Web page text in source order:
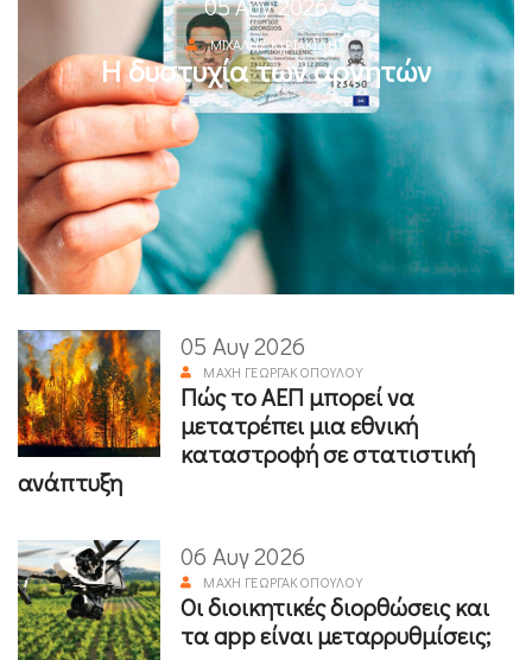
ΜΙΧΆΛΗΣ ΚΥΡΙΑΚΊΔΗΣ
Η δυστυχία των αρνητών
05 Αυγ 2026
ΜΆΧΗ ΓΕΩΡΓΑΚΟΠΟΎΛΟΥ
Πώς το ΑΕΠ μπορεί να
μετατρέπει μια εθνική
καταστροφή σε στατιστική
ανάπτυξη
06 Αυγ 2026
ΜΆΧΗ ΓΕΩΡΓΑΚΟΠΟΎΛΟΥ
Οι διοικητικές διορθώσεις και
τα app είναι μεταρρυθμίσεις;